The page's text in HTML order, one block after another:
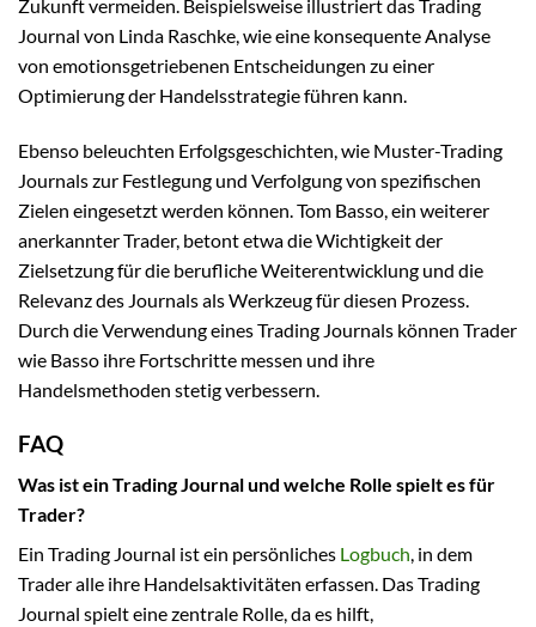
Zukunft vermeiden. Beispielsweise illustriert das Trading
Journal von Linda Raschke, wie eine konsequente Analyse
von emotionsgetriebenen Entscheidungen zu einer
Optimierung der Handelsstrategie führen kann.
Ebenso beleuchten Erfolgsgeschichten, wie Muster-Trading
Journals zur Festlegung und Verfolgung von spezifischen
Zielen eingesetzt werden können. Tom Basso, ein weiterer
anerkannter Trader, betont etwa die Wichtigkeit der
Zielsetzung für die berufliche Weiterentwicklung und die
Relevanz des Journals als Werkzeug für diesen Prozess.
Durch die Verwendung eines Trading Journals können Trader
wie Basso ihre Fortschritte messen und ihre
Handelsmethoden stetig verbessern.
FAQ
Was ist ein Trading Journal und welche Rolle spielt es für
Trader?
Ein Trading Journal ist ein persönliches Logbuch, in dem
Trader alle ihre Handelsaktivitäten erfassen. Das Trading
Journal spielt eine zentrale Rolle, da es hilft,